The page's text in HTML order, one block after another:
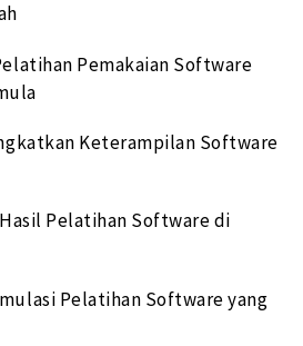
Pemakaian Software
Keterampilan Software
Pelatihan Software di
Pelatihan Software yang